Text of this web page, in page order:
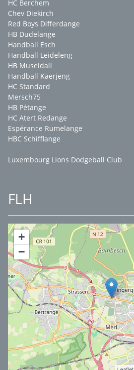
HC Berchem
Chev Diekirch
Red Boys Differdange
HB Dudelange
Handball Esch
Handball Leideleng
HB Museldall
Handball Käerjeng
HC Standard
Mersch75
HB Pétange
HC Atert Redange
Espérance Rumelange
HBC Schifflange
Luxembourg Lions Dodgeball Club
FLH
+
−